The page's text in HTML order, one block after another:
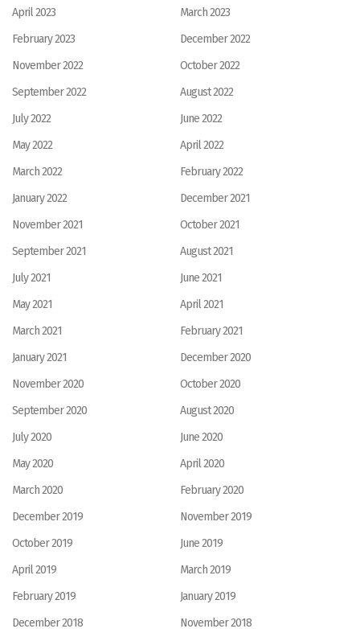
April 2023
March 2023
February 2023
December 2022
November 2022
October 2022
September 2022
August 2022
July 2022
June 2022
May 2022
April 2022
March 2022
February 2022
January 2022
December 2021
November 2021
October 2021
September 2021
August 2021
July 2021
June 2021
May 2021
April 2021
March 2021
February 2021
January 2021
December 2020
November 2020
October 2020
September 2020
August 2020
July 2020
June 2020
May 2020
April 2020
March 2020
February 2020
December 2019
November 2019
October 2019
June 2019
April 2019
March 2019
February 2019
January 2019
December 2018
November 2018